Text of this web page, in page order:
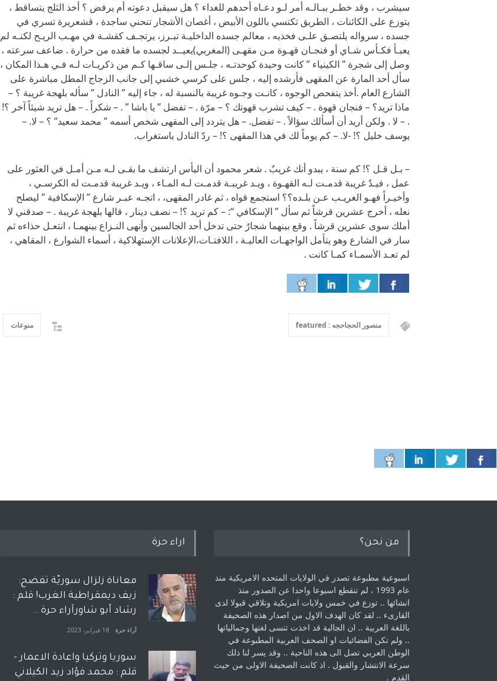
سيشرب ، وقد خطـر ببـالـه أمر لـو دعـاه أحدهم للغداء ؟ هل سيقبل دعوته أم يرفض ؟ أخذ الثلج يتساقط ،
يتوزع على الكائنات ، الطريق تكتسي باللون الأبيض ، أغصان الأشجار تنحني ساجدة ، قشعريرة تسري في
جسده ، سرواله يلتصـق علـى فخذيه ، معالم جسده الداخليـة تبـرز، يرتجـف كقشـة في مهـب الريـح لكنـه لم
يعبـأ فكـأس شـاي أو فنجـان قهـوة مـن مقهـى (المغربي)يعيــد لجسده ما فقده من حرارة . ضاعف سرعته ،
وصل إلى شجرة ” الكينياء ” كانت وحيدة كوحدتـه ، جلـس إلـى ساقـها كـم من ذكريـات لـه فـي هـذا المكان ،
سأل أحد المارة عن المقهى فأرشده إليه ، جلس على كرسي خشبي إلى جانب الزجاج المطل مباشرة على
الشارع العام .أخذ يتفحص الوجوه ، كانـت وجـوه غريبة بالنسبة له ، جاء إليه ” النادل ” سأله بلهجة غريبة ؟ –
ماذا تريد؟ – فنجان قهوة . – كيف تشرب قهوتك ؟ – مرّة . – تفضل ” يا باشا ” . – شكراً . – هل تريد شيئاً آخر ؟!
. – لا . ولكن أريد أن أسألك سؤالاً . – تفضل. – هل يتردد إلى المقهى شخص أسمه ” محمد سعيد” ؟ – لا. –
يوسف خليل ؟! -لا. – كم يوماً لك في هذا المقهى ؟! – ردّ النادل باستغراب.
– بـل قـل ؟! كم سنة ، يبدو أنك غريبٌ . شعر محمود أن اليأس ارتشف ما بقـى لـه مـن أمـل في العثور على
عمل ، فيـدٌ غريبة قدمـت لـه القهـوة ، ويـد غريبـة قدمـت لـه المـاء ، ويـد غريبة قدمـت له الكرسـي ،
وأخيـراً فهـو الغريـب عـن بلـده؟؟ استجمع قواه ، ثم غادر المقهى، ، اتجـه عبـر شارع ” الإسكافية ” ليصلح
نعله ، أخرج عشرين قرشاً ثم سأل ” الإسكافي “: – كم تريد ؟! – نصف دينار ، قالها بلهجة غريبة . – صدقني لا
أملك سوى عشرين قرشاً . وقع بينهما شجارٌ حتى تدخل أحد الجالسين وأنهى النـزاع بينهمـا ، انتعـل حذاءه ثم
سار في الشارع وهو يتأمل الواجهـات العاليـة ، اللافتـات،الإعلانات الإستهلاكية ، أسماء الشوارع ، المقاهي ،
لم تعـد الأسمـاء كمـا كانت .
منصور الحجاحجه : featured منوعات
من نحن؟
اسبوعية مطبوعة تصدر في الولايات المتحده الامريكية منذ
عام 1993 ، لم ‏تنقطع اسبوعا واحدا عن الصدور منذ
انشائها .. توزع في خمس ولايات امريكية ‏وتلاقي قبولا لدى
القارىء ..‏ لقد كان الهدف الاول من اصدار هذه الصحيفة
باللغة العربية .. ان الجالية قد اخذت ‏تنسى لغتها وجمالياتها
.. ولم تكن الفضائيات او الصحف العربية المطبوعة في
الوطن ‏العربي تصل الى هذه الناحية .. وقد يسر لنا ذلك
سرعة الانتشار والقبول . اذ كانت ‏الصحيفة الاولى من حيث
القدم . ‏
اراء حرة
معاناة زلزال سوريّة تفضح:
زيف ديمقراطية الغرب! قلم :
رشاد أبو شاورآراء حرة ..
آراء حرة 18 فبراير، 2023
سوريا وتركيا واعادة الاعمار -
قلم : محمد فؤاد زيد الكيلاني